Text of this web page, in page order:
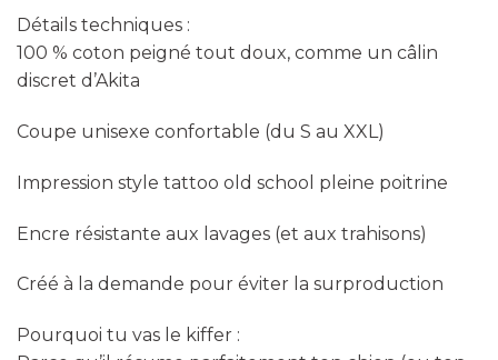
Détails techniques :
100 % coton peigné tout doux, comme un câlin
discret d’Akita
Coupe unisexe confortable (du S au XXL)
Impression style tattoo old school pleine poitrine
Encre résistante aux lavages (et aux trahisons)
Créé à la demande pour éviter la surproduction
Pourquoi tu vas le kiffer :